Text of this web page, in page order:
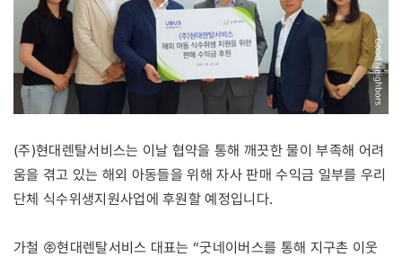
(주)현대렌탈서비스는 이날 협약을 통해 깨끗한 물이 부족해 어려
움을 겪고 있는 해외 아동들을 위해 자사 판매 수익금 일부를 우리
단체 식수위생지원사업에 후원할 예정입니다.
가철 ㈜현대렌탈서비스 대표는 “굿네이버스를 통해 지구촌 이웃